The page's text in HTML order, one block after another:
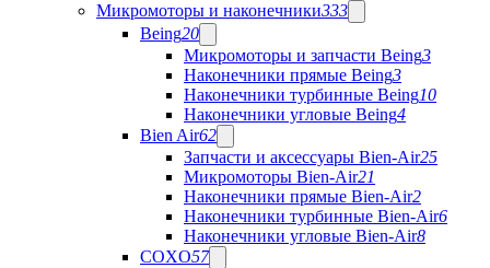
Микромоторы и наконечники333
Being20
Микромоторы и запчасти Being3
Наконечники прямые Being3
Наконечники турбинные Being10
Наконечники угловые Being4
Bien Air62
Запчасти и аксессуары Bien-Air25
Микромоторы Bien-Air21
Наконечники прямые Bien-Air2
Наконечники турбинные Bien-Air6
Наконечники угловые Bien-Air8
COXO57